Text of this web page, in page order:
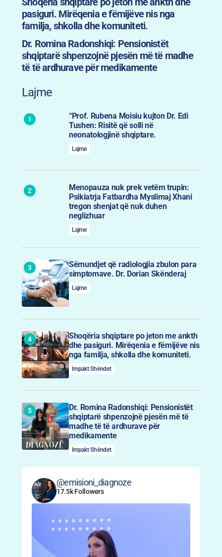
pasiguri. Mirëqenia e fëmijëve nis nga
familja, shkolla dhe komuniteti.
Dr. Romina Radonshiqi: Pensionistët
shqiptarë shpenzojnë pjesën më të madhe
të të ardhurave për medikamente
Lajme
“Prof. Rubena Moisiu kujton Dr. Edi
Tushen: Risitë që solli në
neonatologjinë shqiptare.
Lajme
Menopauza nuk prek vetëm trupin:
Psikiatrja Fatbardha Myslimaj Xhani
tregon shenjat që nuk duhen
neglizhuar
Lajme
Sëmundjet që radiologjia zbulon para
simptomave. Dr. Dorian Skënderaj
Lajme
Shoqëria shqiptare po jeton me ankth
dhe pasiguri. Mirëqenia e fëmijëve nis
nga familja, shkolla dhe komuniteti.
Impakt Shëndet
Dr. Romina Radonshiqi: Pensionistët
shqiptarë shpenzojnë pjesën më të
madhe të të ardhurave për
medikamente
Impakt Shëndet
@emisioni_diagnoze
17.5k Followers